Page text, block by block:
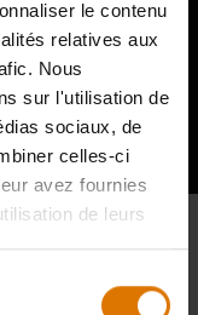
le contenu
relatives aux
Nous
sur l'utilisation de
sociaux, de
celles-ci
avez fournies
de leurs
de